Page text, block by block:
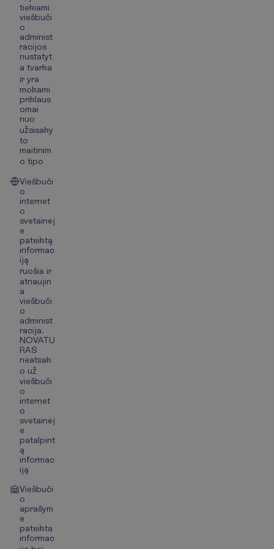
tiekiami
viešbuči
o
administ
racijos
nustatyt
a tvarka
ir yra
mokami
priklaus
omai
nuo
užsisaky
to
maitinim
o tipo
Viešbuči
o
internet
o
svetainėj
e
pateiktą
informac
iją
ruošia ir
atnaujin
a
viešbuči
o
administ
racija.
NOVATU
RAS
neatsak
o už
viešbuči
o
internet
o
svetainėj
e
patalpint
ą
informac
iją
Viešbuči
o
aprašym
e
pateikta
informac